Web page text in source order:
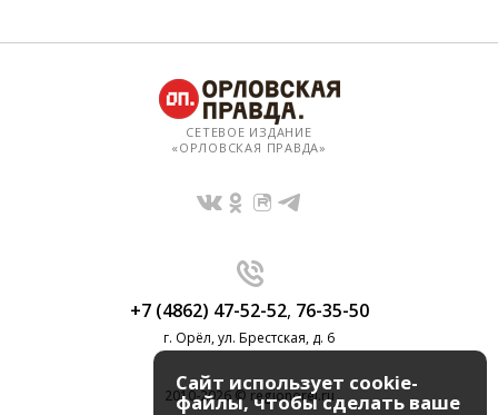
СЕТЕВОЕ ИЗДАНИЕ
«ОРЛОВСКАЯ ПРАВДА»
+7 (4862) 47-52-52, 76-35-50
г. Орёл, ул. Брестская, д. 6
2010-2026 © regionorel.ru
Сайт использует cookie-
файлы, чтобы сделать ваше